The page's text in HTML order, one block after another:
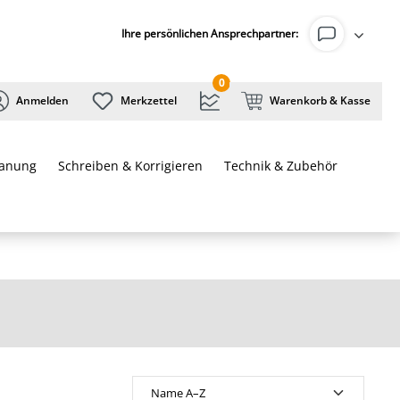
Ihre persönlichen Ansprechpartner:
Anmelden Merkzettel
0
Warenkorb & Kasse
Schreiben & Korrigieren Technik & Zubehör